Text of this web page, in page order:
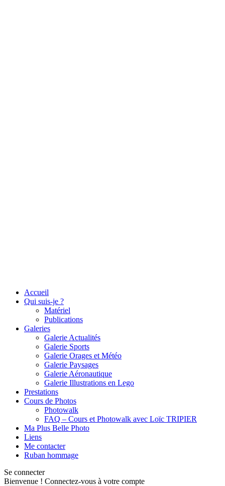
Accueil
Qui suis-je ?
Matériel
Publications
Galeries
Galerie Actualités
Galerie Sports
Galerie Orages et Météo
Galerie Paysages
Galerie Aéronautique
Galerie Illustrations en Lego
Prestations
Cours de Photos
Photowalk
FAQ – Cours et Photowalk avec Loïc TRIPIER
Ma Plus Belle Photo
Liens
Me contacter
Ruban hommage
Se connecter
Bienvenue ! Connectez-vous à votre compte